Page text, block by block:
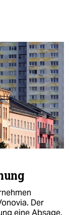
Der
eine Absage.